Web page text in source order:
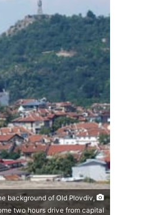
background of Old Plovdiv,
two hours drive from capital